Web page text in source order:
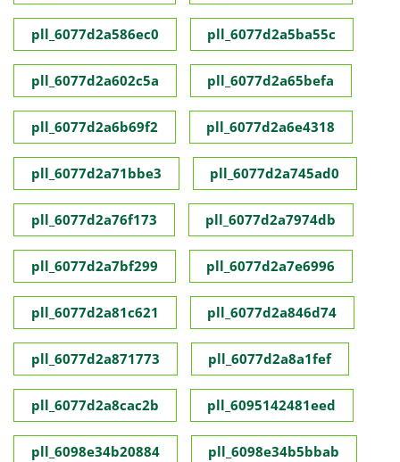
pll_6077d2a586ec0 pll_6077d2a5ba55c
pll_6077d2a602c5a pll_6077d2a65befa
pll_6077d2a6b69f2 pll_6077d2a6e4318
pll_6077d2a71bbe3 pll_6077d2a745ad0
pll_6077d2a76f173 pll_6077d2a7974db
pll_6077d2a7bf299 pll_6077d2a7e6996
pll_6077d2a81c621 pll_6077d2a846d74
pll_6077d2a871773 pll_6077d2a8a1fef
pll_6077d2a8cac2b pll_6095142481eed
pll_6098e34b20884 pll_6098e34b5bbab